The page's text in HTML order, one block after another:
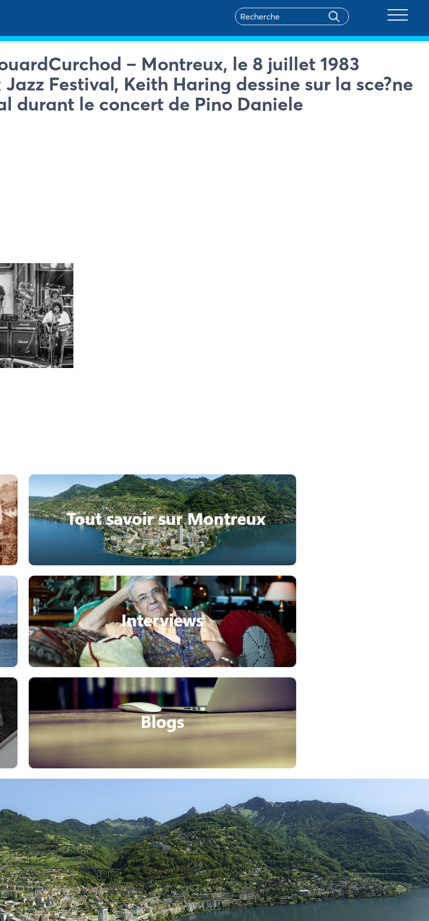
– Montreux, le 8 juillet 1983
Festival, Keith Haring dessine sur la sce?ne
durant le concert de Pino Daniele